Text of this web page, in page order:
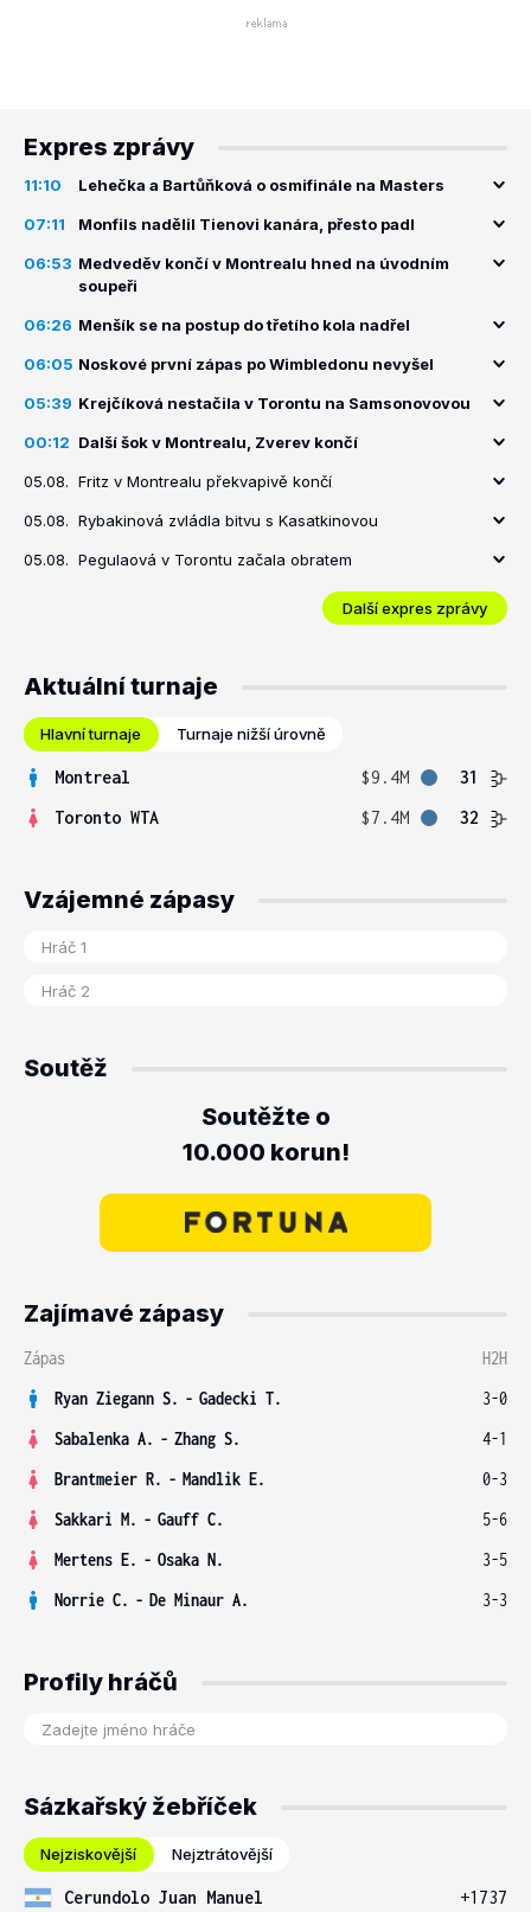
Expres zprávy
11:10 Lehečka a Bartůňková o osmifinále na Masters
07:11 Monfils nadělil Tienovi kanára, přesto padl
06:53 Medveděv končí v Montrealu hned na úvodním
soupeři
06:26 Menšík se na postup do třetího kola nadřel
06:05 Noskové první zápas po Wimbledonu nevyšel
05:39 Krejčíková nestačila v Torontu na Samsonovovou
00:12 Další šok v Montrealu, Zverev končí
05.08. Fritz v Montrealu překvapivě končí
05.08. Rybakinová zvládla bitvu s Kasatkinovou
05.08. Pegulaová v Torontu začala obratem
Další expres zprávy
Aktuální turnaje
Hlavní turnaje Turnaje nižší úrovně
Montreal $9.4M
31
Toronto WTA
$7.4M 32
Vzájemné zápasy
Soutěž
Soutěžte o
10.000 korun!
Zajímavé zápasy
Zápas
H2H
Ryan Ziegann S. - Gadecki T.
3-0
Sabalenka A. - Zhang S.
4-1
Brantmeier R. - Mandlik E.
0-3
Sakkari M. - Gauff C.
5-6
Mertens E. - Osaka N.
3-5
Norrie C. - De Minaur A. 3-3
Profily hráčů
Sázkařský žebříček
Nejziskovější Nejztrátovější
Cerundolo Juan Manuel
+1737